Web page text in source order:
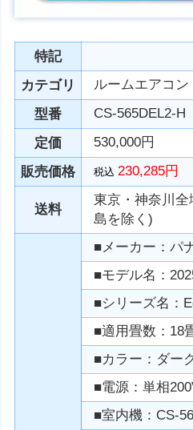
特記
カテゴリ
ルームエアコン
型番
CS-565DEL2-H
定価
530,000円
販売価格
税込230,285円
送料
東京・神奈川全
島を除く)
■メーカー：パ
■モデル名：
■シリーズ名：
■適用畳数：18
■カラー：ダー
■電源：単相
■室内機：CS-